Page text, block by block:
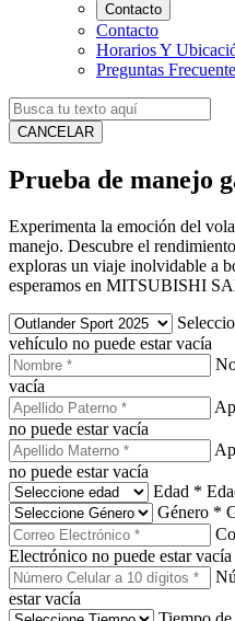
Contacto
Contacto
Horarios Y
Preguntas
CANCELAR
Prueba de manejo
Experimenta la emoción del
manejo. Descubre el
exploras un viaje inolvidable a
esperamos en MITSUBISHI
vehículo no puede estar vacía
vacía
no puede estar vacía
no puede estar vacía
Edad *
Género *
Electrónico no puede estar vacía
estar vacía